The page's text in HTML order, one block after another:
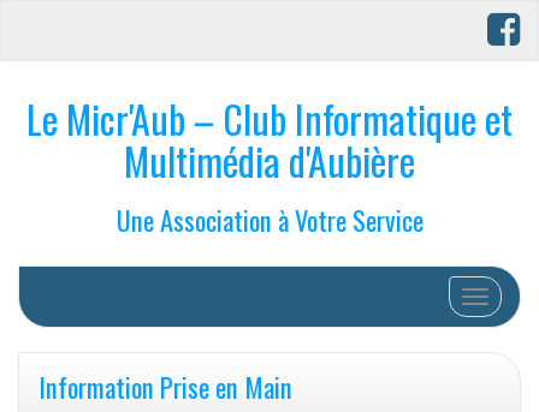
Le Micr'Aub – Club Informatique et
Multimédia d'Aubière
Une Association à Votre Service
Afficher/
Information Prise en Main